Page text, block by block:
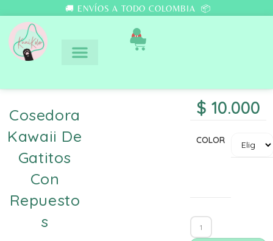
🚚 ENVÍOS A TODO COLOMBIA 📦
0
Cosedora
Kawaii De
Gatitos
Con
Repuesto
S
$ 10.000
COLOR